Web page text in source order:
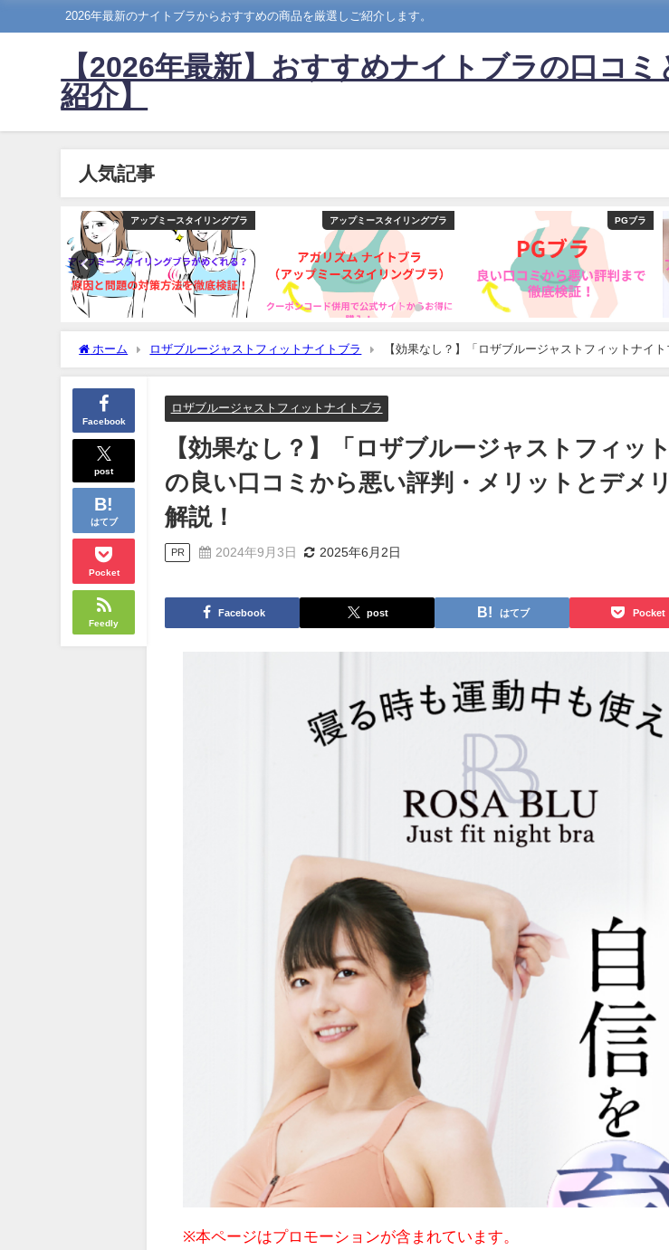
2026年最新のナイトブラからおすすめの商品を厳選しご紹介します。
【2026年最新】おすすめナイトブラの口コ
紹介】
人気記事
アップミースタイリングブラ アップミースタイリングブラ PGブラ
ホーム ロザブルージャストフィットナイトブラ
【効果なし？】「ロザブルージャストフィットナイ
判・メリットとデメリットまで徹底解説！
Facebook
post
はてブ
Pocket
Feedly
ロザブルージャストフィットナイトブラ
【効果なし？】「ロザブルージャストフィッ
の良い口コミから悪い評判・メリットとデメ
解説！
PR 2024年9月3日 2025年6月2日
Facebook post はてブ Pocket
※本ページはプロモーションが含まれています。